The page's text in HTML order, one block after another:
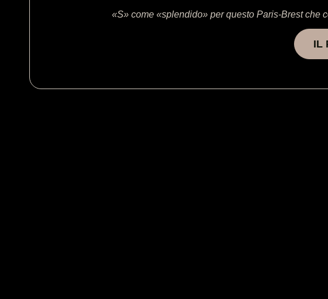
«S» come «splendido» per questo Paris-Brest che
IL